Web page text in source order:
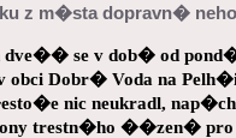
z m�sta dopravn�
se v dob� od
Dobr� Voda na
nic neukradl,
trestn�ho ��zen� pro